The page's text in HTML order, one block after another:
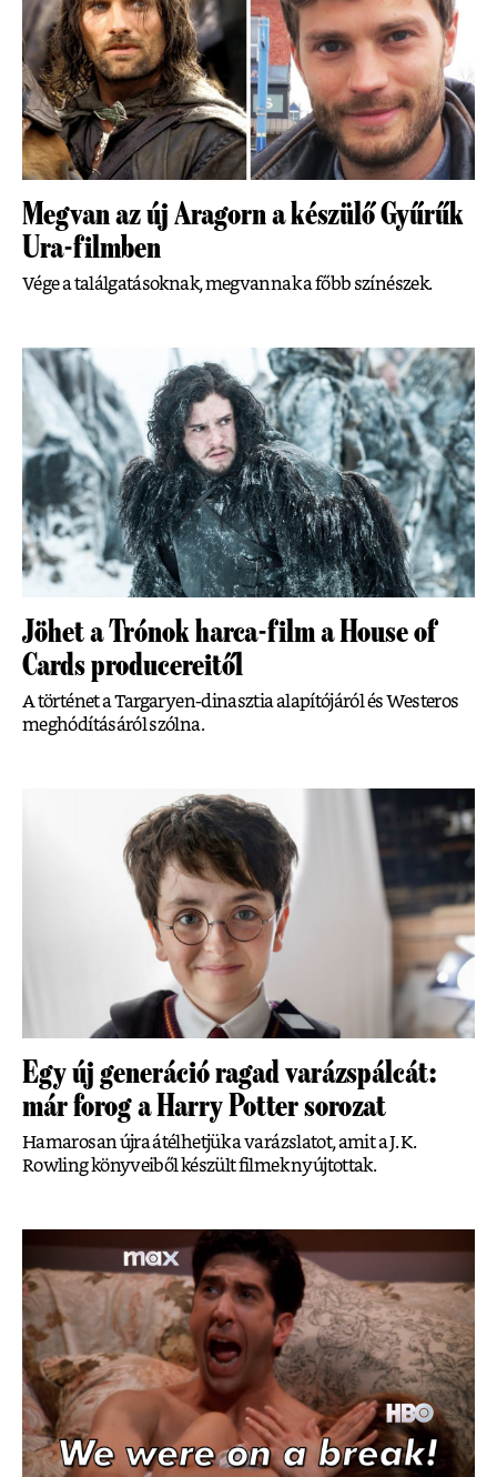
Megvan az új Aragorn a készülő Gyűrűk
Ura-filmben
Vége a találgatásoknak, megvannak a főbb színészek.
Jöhet a Trónok harca-film a House of
Cards producereitől
A történet a Targaryen-dinasztia alapítójáról és Westeros
meghódításáról szólna.
Egy új generáció ragad varázspálcát:
már forog a Harry Potter sorozat
Hamarosan újra átélhetjük a varázslatot, amit a J. K.
Rowling könyveiből készült filmek nyújtottak.